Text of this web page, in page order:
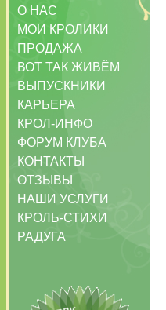
О НАС
МОИ КРОЛИКИ
ПРОДАЖА
ВОТ ТАК ЖИВЁМ
ВЫПУСКНИКИ
КАРЬЕРА
КРОЛ-ИНФО
ФОРУМ КЛУБА
КОНТАКТЫ
ОТЗЫВЫ
НАШИ УСЛУГИ
КРОЛЬ-СТИХИ
РАДУГА